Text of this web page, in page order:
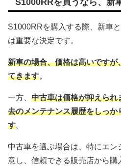
S1000RRを買うなら、新
S1000RRを購入する際、新車
は重要な決定です。
新車の場合、価格は高いです
てきます。
一方、 中古車は価格が抑えられ
去のメンテナンス履歴をしっ
す。
中古車を選ぶ場合は、特にエ
意し、信頼できる販売店から購